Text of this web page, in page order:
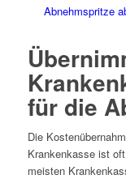
Abnehmspritze
für die
Die
Krankenkasse ist
meisten